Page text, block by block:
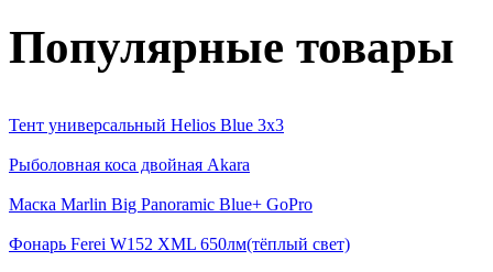
Популярные товары
Тент универсальный Helios Blue 3х3
Рыболовная коса двойная Akara
Маска Marlin Big Panoramic Blue+ GoPro
Фонарь Ferei W152 XML 650лм(тёплый свет)